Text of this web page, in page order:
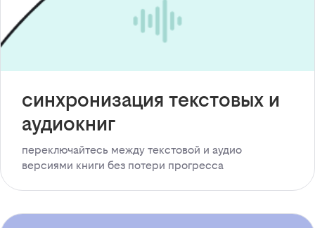
синхронизация текстовых и
аудиокниг
переключайтесь между текстовой и аудио
версиями книги без потери прогресса